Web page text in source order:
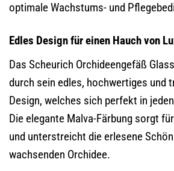
optimale Wachstums- und
Edles Design für einen Hauch von
Das Scheurich Orchideengefäß
durch sein edles, hochwertiges und
Design, welches sich perfekt in
Die elegante Malva-Färbung sorgt
und unterstreicht die erlesene
wachsenden Orchidee.